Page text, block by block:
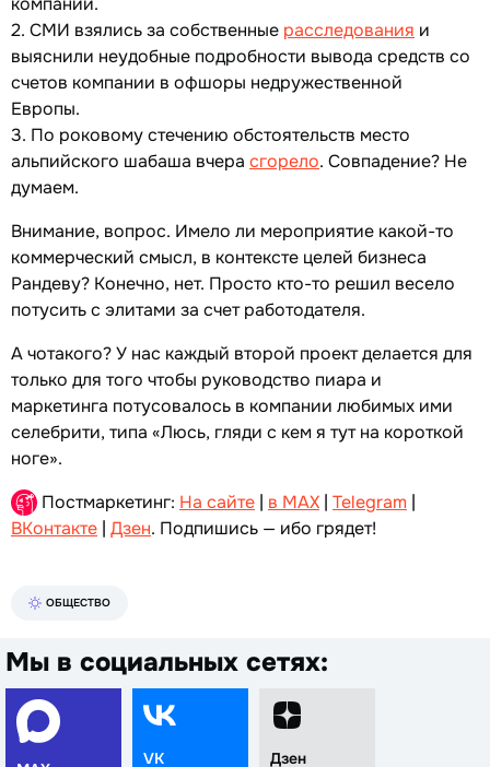
2. СМИ взялись за собственные расследования и
выяснили неудобные подробности вывода средств со
счетов компании в офшоры недружественной
Европы.
3. По роковому стечению обстоятельств место
альпийского шабаша вчера сгорело. Совпадение? Не
думаем.
Внимание, вопрос. Имело ли мероприятие какой-то
коммерческий смысл, в контексте целей бизнеса
Рандеву? Конечно, нет. Просто кто-то решил весело
потусить с элитами за счет работодателя.
А чотакого? У нас каждый второй проект делается для
только для того чтобы руководство пиара и
маркетинга потусовалось в компании любимых ими
селебрити, типа «Люсь, гляди с кем я тут на короткой
ноге».
Постмаркетинг: На сайте | в MAX | Telegram |
ВКонтакте | Дзен. Подпишись — ибо грядет!
ОБЩЕСТВО
Мы в социальных сетях:
VK Дзен